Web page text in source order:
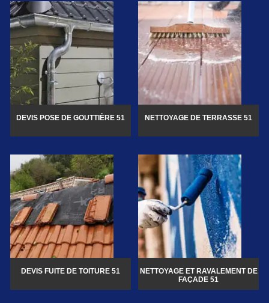
DEVIS POSE DE GOUTTIÈRE 51 NETTOYAGE DE TERRASSE 51
DEVIS FUITE DE TOITURE 51
NETTOYAGE ET RAVALEMENT DE
FAÇADE 51